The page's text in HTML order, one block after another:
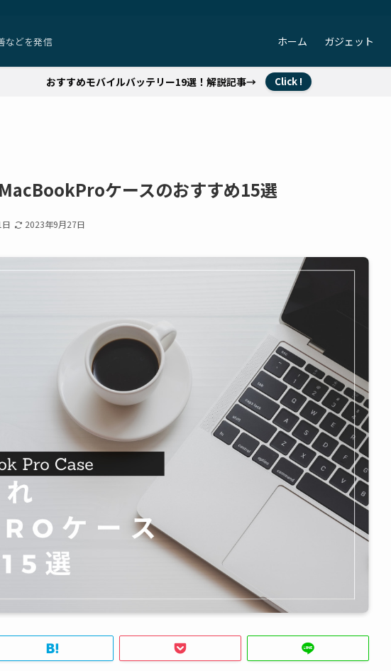
などを発信 ホーム ガジェット
おすすめモバイルバッテリー19選！解説記事→ Click !
ケースのおすすめ15選
2023年9月27日